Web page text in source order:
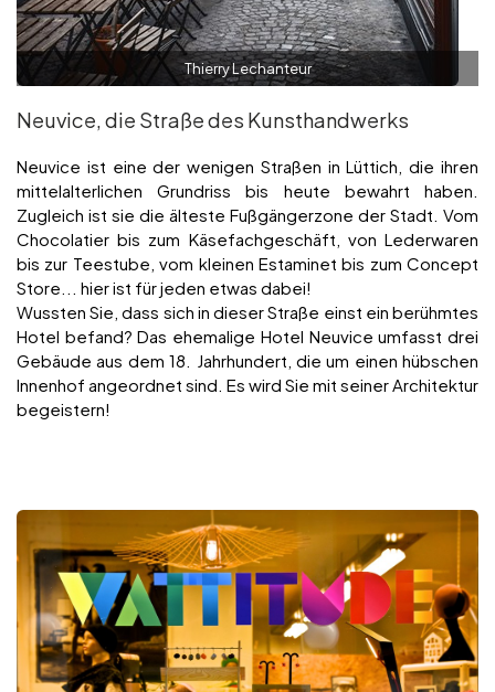
Thierry Lechanteur
Neuvice, die Straße des Kunsthandwerks
Neuvice ist eine der wenigen Straßen in Lüttich, die ihren
mittelalterlichen Grundriss bis heute bewahrt haben.
Zugleich ist sie die älteste Fußgängerzone der Stadt. Vom
Chocolatier bis zum Käsefachgeschäft, von Lederwaren
bis zur Teestube, vom kleinen Estaminet bis zum Concept
Store... hier ist für jeden etwas dabei!
Wussten Sie, dass sich in dieser Straße einst ein berühmtes
Hotel befand? Das ehemalige Hotel Neuvice umfasst drei
Gebäude aus dem 18. Jahrhundert, die um einen hübschen
Innenhof angeordnet sind. Es wird Sie mit seiner Architektur
begeistern!